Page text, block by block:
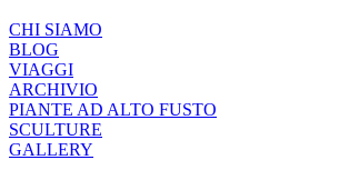
CHI SIAMO
BLOG
VIAGGI
ARCHIVIO
PIANTE AD ALTO FUSTO
SCULTURE
GALLERY